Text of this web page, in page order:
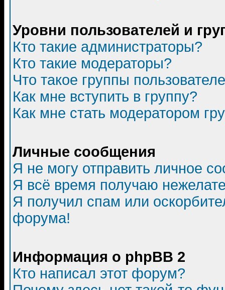
Уровни пользователей и
Кто такие администраторы?
Кто такие модераторы?
Что такое группы
Как мне вступить в группу?
Как мне стать модератором
Личные сообщения
Я не могу отправить личное
Я всё время получаю
Я получил спам или
форума!
Информация о phpBB 2
Кто написал этот форум?